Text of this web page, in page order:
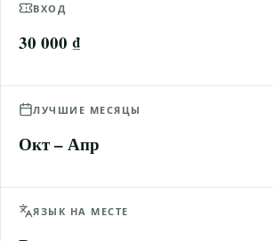
ВХОД
30 000 ₫
ЛУЧШИЕ МЕСЯЦЫ
Окт – Апр
ЯЗЫК НА МЕСТЕ